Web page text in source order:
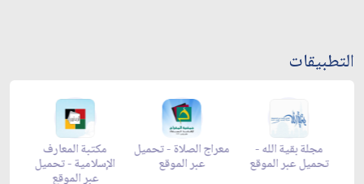
التطبيقات
مكتبة المعارف
الإسلامية - تحميل
عبر الموقع
معراج الصلاة - تحميل
عبر الموقع
مجلة بقية الله -
تحميل عبر الموقع